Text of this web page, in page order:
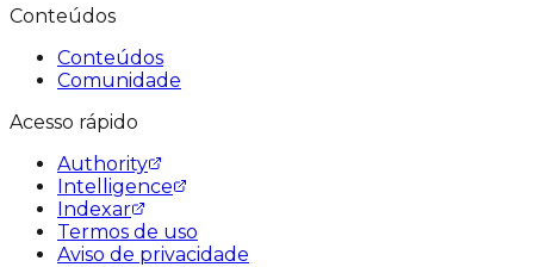
Conteúdos
Conteúdos
Comunidade
Acesso rápido
Authority
Intelligence
Indexar
Termos de uso
Aviso de privacidade